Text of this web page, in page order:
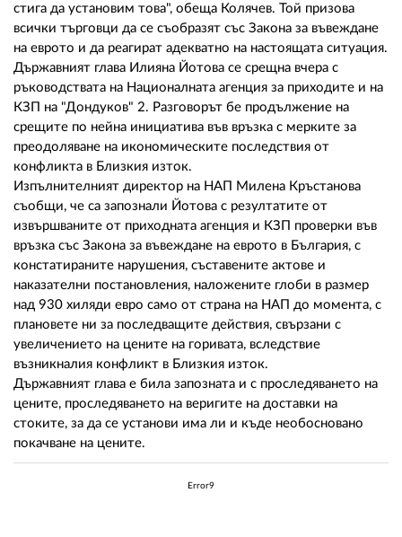
стига да установим това", обеща Колячев. Той призова
всички търговци да се съобразят със Закона за въвеждане
на еврото и да реагират адекватно на настоящата ситуация.
Държавният глава Илияна Йотова се срещна вчера с
ръководствата на Националната агенция за приходите и на
КЗП на "Дондуков" 2. Разговорът бе продължение на
срещите по нейна инициатива във връзка с мерките за
преодоляване на икономическите последствия от
конфликта в Близкия изток.
Изпълнителният директор на НАП Милена Кръстанова
съобщи, че са запознали Йотова с резултатите от
извършваните от приходната агенция и КЗП проверки във
връзка със Закона за въвеждане на еврото в България, с
констатираните нарушения, съставените актове и
наказателни постановления, наложените глоби в размер
над 930 хиляди евро само от страна на НАП до момента, с
плановете ни за последващите действия, свързани с
увеличението на цените на горивата, вследствие
възникналия конфликт в Близкия изток.
Държавният глава е била запозната и с проследяването на
цените, проследяването на веригите на доставки на
стоките, за да се установи има ли и къде необосновано
покачване на цените.
Error9